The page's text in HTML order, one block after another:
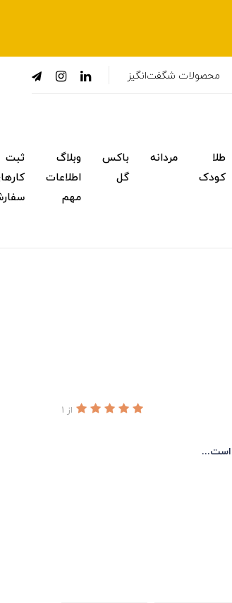
محصولات شگفت‌انگیز
طلا
کودک
مردانه
باکس
گل
وبلاگ
اطلاعات
مهم
ثبت
از 1
است...